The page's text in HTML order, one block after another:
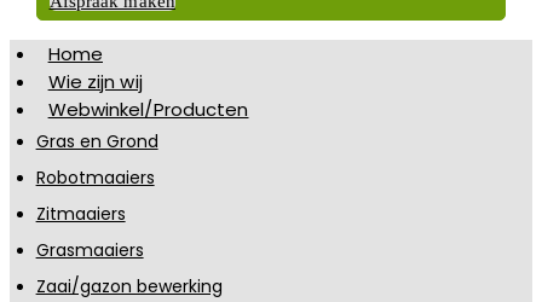
Home
Wie zijn wij
Webwinkel/Producten
Gras en Grond
Robotmaaiers
Zitmaaiers
Grasmaaiers
Zaai/gazon bewerking